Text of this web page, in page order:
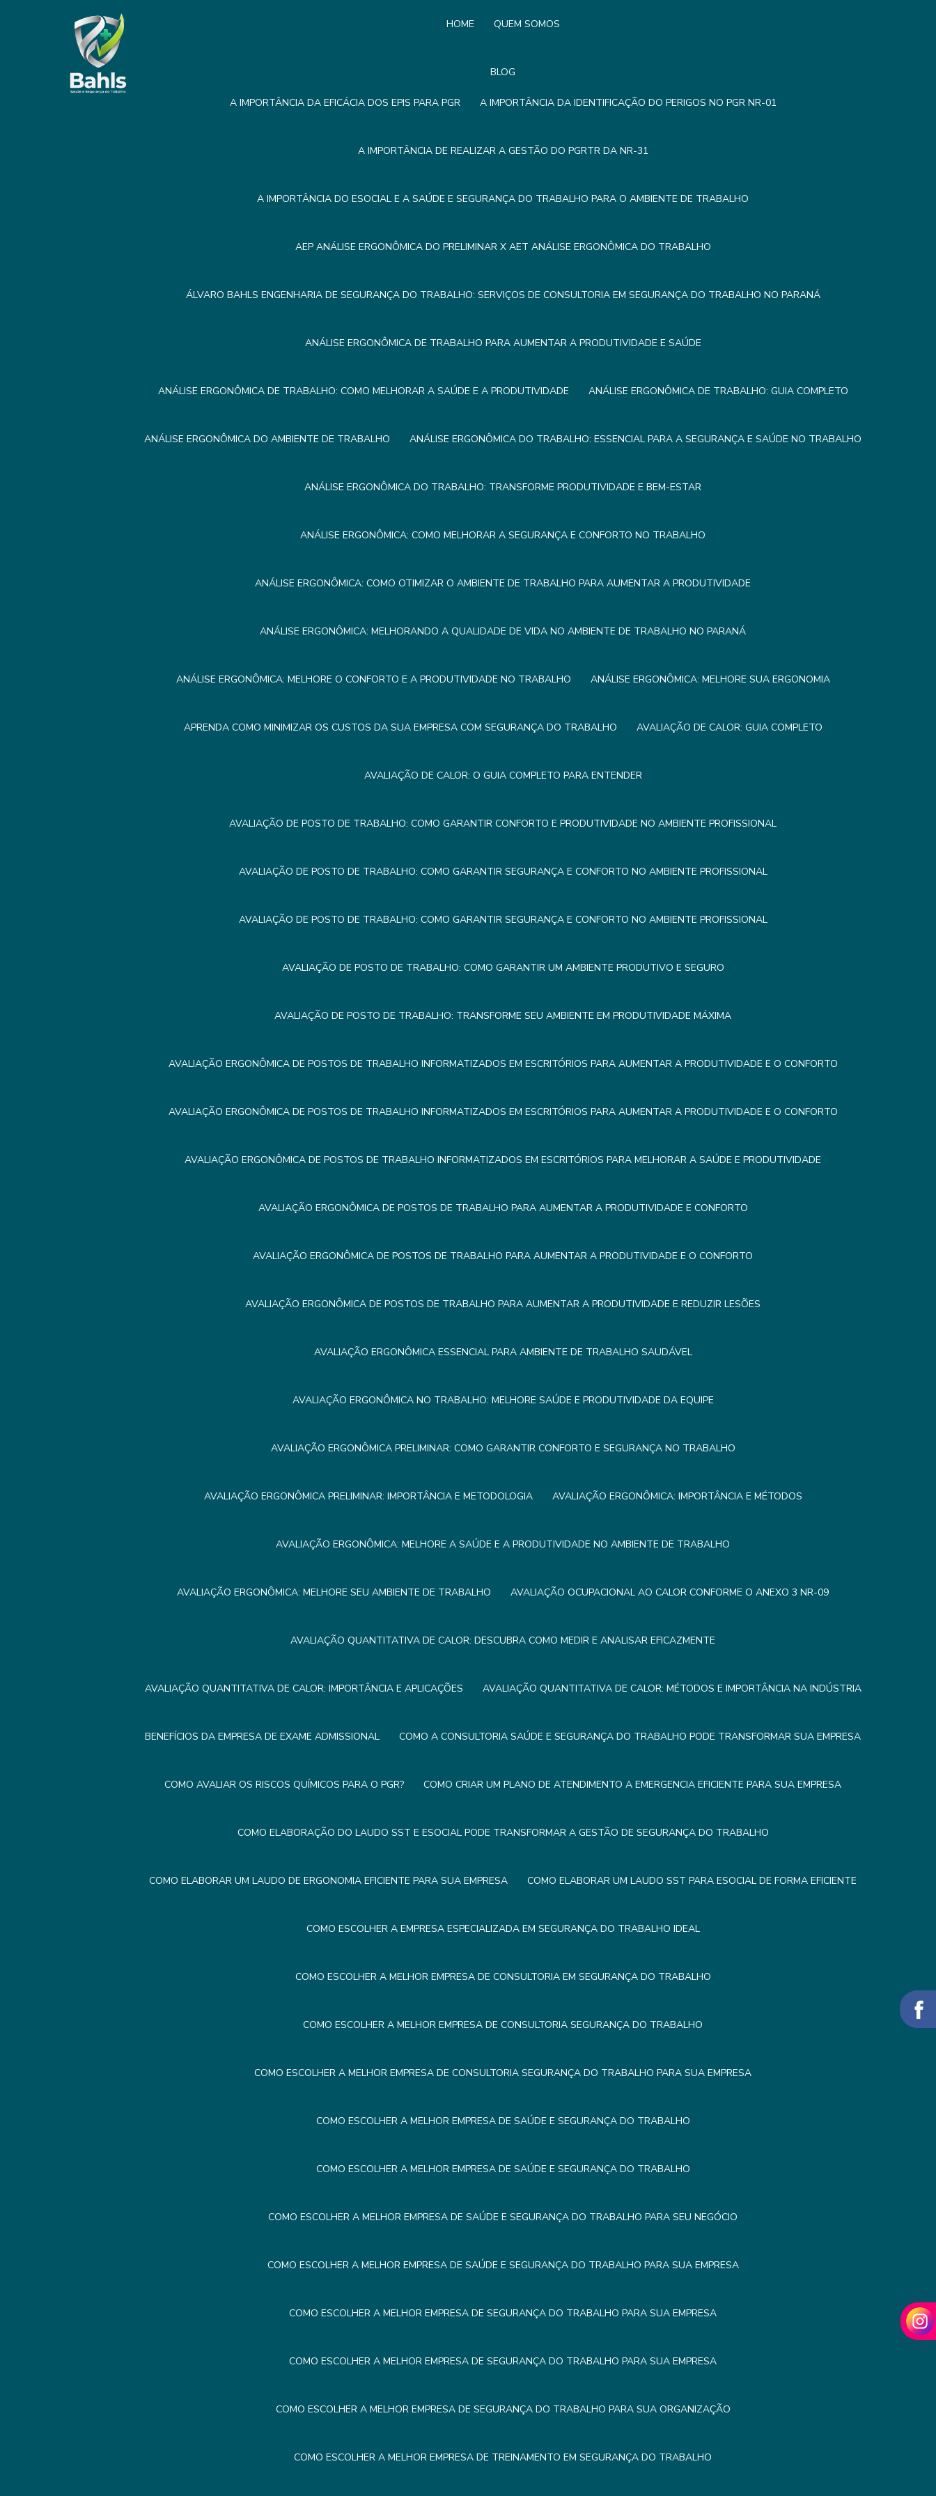
HOME QUEM SOMOS
BLOG
A IMPORTÂNCIA DA EFICÁCIA DOS EPIS PARA PGR A IMPORTÂNCIA DA IDENTIFICAÇÃO DO PERIGOS NO PGR NR-01
A IMPORTÂNCIA DE REALIZAR A GESTÃO DO PGRTR DA NR-31
A IMPORTÂNCIA DO ESOCIAL E A SAÚDE E SEGURANÇA DO TRABALHO PARA O AMBIENTE DE TRABALHO
AEP ANÁLISE ERGONÔMICA DO PRELIMINAR X AET ANÁLISE ERGONÔMICA DO TRABALHO
ÁLVARO BAHLS ENGENHARIA DE SEGURANÇA DO TRABALHO: SERVIÇOS DE CONSULTORIA EM SEGURANÇA DO TRABALHO NO PARANÁ
ANÁLISE ERGONÔMICA DE TRABALHO PARA AUMENTAR A PRODUTIVIDADE E SAÚDE
ANÁLISE ERGONÔMICA DE TRABALHO: COMO MELHORAR A SAÚDE E A PRODUTIVIDADE ANÁLISE ERGONÔMICA DE TRABALHO: GUIA COMPLETO
ANÁLISE ERGONÔMICA DO AMBIENTE DE TRABALHO ANÁLISE ERGONÔMICA DO TRABALHO: ESSENCIAL PARA A SEGURANÇA E SAÚDE NO TRABALHO
ANÁLISE ERGONÔMICA DO TRABALHO: TRANSFORME PRODUTIVIDADE E BEM-ESTAR
ANÁLISE ERGONÔMICA: COMO MELHORAR A SEGURANÇA E CONFORTO NO TRABALHO
ANÁLISE ERGONÔMICA: COMO OTIMIZAR O AMBIENTE DE TRABALHO PARA AUMENTAR A PRODUTIVIDADE
ANÁLISE ERGONÔMICA: MELHORANDO A QUALIDADE DE VIDA NO AMBIENTE DE TRABALHO NO PARANÁ
ANÁLISE ERGONÔMICA: MELHORE O CONFORTO E A PRODUTIVIDADE NO TRABALHO ANÁLISE ERGONÔMICA: MELHORE SUA ERGONOMIA
APRENDA COMO MINIMIZAR OS CUSTOS DA SUA EMPRESA COM SEGURANÇA DO TRABALHO AVALIAÇÃO DE CALOR: GUIA COMPLETO
AVALIAÇÃO DE CALOR: O GUIA COMPLETO PARA ENTENDER
AVALIAÇÃO DE POSTO DE TRABALHO: COMO GARANTIR CONFORTO E PRODUTIVIDADE NO AMBIENTE PROFISSIONAL
AVALIAÇÃO DE POSTO DE TRABALHO: COMO GARANTIR SEGURANÇA E CONFORTO NO AMBIENTE PROFISSIONAL
AVALIAÇÃO DE POSTO DE TRABALHO: COMO GARANTIR SEGURANÇA E CONFORTO NO AMBIENTE PROFISSIONAL
AVALIAÇÃO DE POSTO DE TRABALHO: COMO GARANTIR UM AMBIENTE PRODUTIVO E SEGURO
AVALIAÇÃO DE POSTO DE TRABALHO: TRANSFORME SEU AMBIENTE EM PRODUTIVIDADE MÁXIMA
AVALIAÇÃO ERGONÔMICA DE POSTOS DE TRABALHO INFORMATIZADOS EM ESCRITÓRIOS PARA AUMENTAR A PRODUTIVIDADE E O CONFORTO
AVALIAÇÃO ERGONÔMICA DE POSTOS DE TRABALHO INFORMATIZADOS EM ESCRITÓRIOS PARA AUMENTAR A PRODUTIVIDADE E O CONFORTO
AVALIAÇÃO ERGONÔMICA DE POSTOS DE TRABALHO INFORMATIZADOS EM ESCRITÓRIOS PARA MELHORAR A SAÚDE E PRODUTIVIDADE
AVALIAÇÃO ERGONÔMICA DE POSTOS DE TRABALHO PARA AUMENTAR A PRODUTIVIDADE E CONFORTO
AVALIAÇÃO ERGONÔMICA DE POSTOS DE TRABALHO PARA AUMENTAR A PRODUTIVIDADE E O CONFORTO
AVALIAÇÃO ERGONÔMICA DE POSTOS DE TRABALHO PARA AUMENTAR A PRODUTIVIDADE E REDUZIR LESÕES
AVALIAÇÃO ERGONÔMICA ESSENCIAL PARA AMBIENTE DE TRABALHO SAUDÁVEL
AVALIAÇÃO ERGONÔMICA NO TRABALHO: MELHORE SAÚDE E PRODUTIVIDADE DA EQUIPE
AVALIAÇÃO ERGONÔMICA PRELIMINAR: COMO GARANTIR CONFORTO E SEGURANÇA NO TRABALHO
AVALIAÇÃO ERGONÔMICA PRELIMINAR: IMPORTÂNCIA E METODOLOGIA AVALIAÇÃO ERGONÔMICA: IMPORTÂNCIA E MÉTODOS
AVALIAÇÃO ERGONÔMICA: MELHORE A SAÚDE E A PRODUTIVIDADE NO AMBIENTE DE TRABALHO
AVALIAÇÃO ERGONÔMICA: MELHORE SEU AMBIENTE DE TRABALHO AVALIAÇÃO OCUPACIONAL AO CALOR CONFORME O ANEXO 3 NR-09
AVALIAÇÃO QUANTITATIVA DE CALOR: DESCUBRA COMO MEDIR E ANALISAR EFICAZMENTE
AVALIAÇÃO QUANTITATIVA DE CALOR: IMPORTÂNCIA E APLICAÇÕES AVALIAÇÃO QUANTITATIVA DE CALOR: MÉTODOS E IMPORTÂNCIA NA INDÚSTRIA
BENEFÍCIOS DA EMPRESA DE EXAME ADMISSIONAL COMO A CONSULTORIA SAÚDE E SEGURANÇA DO TRABALHO PODE TRANSFORMAR SUA EMPRESA
COMO AVALIAR OS RISCOS QUÍMICOS PARA O PGR? COMO CRIAR UM PLANO DE ATENDIMENTO A EMERGENCIA EFICIENTE PARA SUA EMPRESA
COMO ELABORAÇÃO DO LAUDO SST E ESOCIAL PODE TRANSFORMAR A GESTÃO DE SEGURANÇA DO TRABALHO
COMO ELABORAR UM LAUDO DE ERGONOMIA EFICIENTE PARA SUA EMPRESA COMO ELABORAR UM LAUDO SST PARA ESOCIAL DE FORMA EFICIENTE
COMO ESCOLHER A EMPRESA ESPECIALIZADA EM SEGURANÇA DO TRABALHO IDEAL
COMO ESCOLHER A MELHOR EMPRESA DE CONSULTORIA EM SEGURANÇA DO TRABALHO
COMO ESCOLHER A MELHOR EMPRESA DE CONSULTORIA SEGURANÇA DO TRABALHO
COMO ESCOLHER A MELHOR EMPRESA DE CONSULTORIA SEGURANÇA DO TRABALHO PARA SUA EMPRESA
COMO ESCOLHER A MELHOR EMPRESA DE SAÚDE E SEGURANÇA DO TRABALHO
COMO ESCOLHER A MELHOR EMPRESA DE SAÚDE E SEGURANÇA DO TRABALHO
COMO ESCOLHER A MELHOR EMPRESA DE SAÚDE E SEGURANÇA DO TRABALHO PARA SEU NEGÓCIO
COMO ESCOLHER A MELHOR EMPRESA DE SAÚDE E SEGURANÇA DO TRABALHO PARA SUA EMPRESA
COMO ESCOLHER A MELHOR EMPRESA DE SEGURANÇA DO TRABALHO PARA SUA EMPRESA
COMO ESCOLHER A MELHOR EMPRESA DE SEGURANÇA DO TRABALHO PARA SUA EMPRESA
COMO ESCOLHER A MELHOR EMPRESA DE SEGURANÇA DO TRABALHO PARA SUA ORGANIZAÇÃO
COMO ESCOLHER A MELHOR EMPRESA DE TREINAMENTO EM SEGURANÇA DO TRABALHO